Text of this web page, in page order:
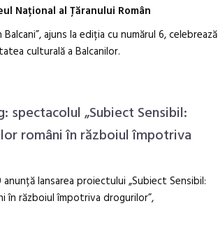
Național al Țăranului Român
ajuns la ediția cu numărul 6, celebrează
culturală a Balcanilor.
spectacolul „Subiect Sensibil:
români în războiul împotriva
lansarea proiectului „Subiect Sensibil:
în războiul împotriva drogurilor”,